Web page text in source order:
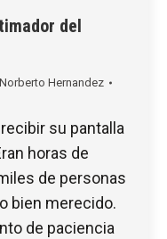
del
Norberto Hernandez
su pantalla
horas de
de personas
bien merecido.
de paciencia